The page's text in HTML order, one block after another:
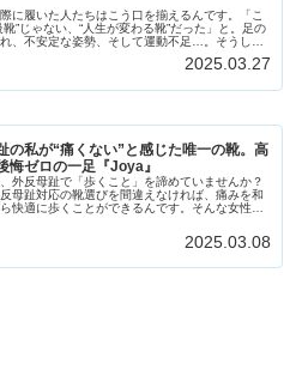
に履いた人たちはこう口を揃えるんです。「こ
靴”じゃない、“人生が変わる靴”だった」と。足の
、不安定な姿勢、そして運動不足…。そうした
だの靴”ではなく“歩くための装備”と呼ばれる理由
2025.03.27
の私が“痛くない”と感じた唯一の靴。高
悔ゼロの一足『Joya』
外反母趾で「歩くこと」を諦めていませんか？
母趾対応の靴選びを間違えなければ、痛みを和
快適に歩くことができるんです。そんな女性
2025.03.08